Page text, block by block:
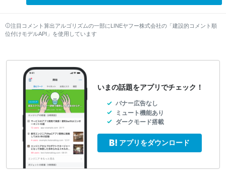
注目コメント算出アルゴリズムの一部にLINEヤフー株式会社の「建設的コメント順
位付けモデルAPI」を使用しています
いまの話題をアプリでチェック！
バナー広告なし
ミュート機能あり
ダークモード搭載
アプリをダウンロード